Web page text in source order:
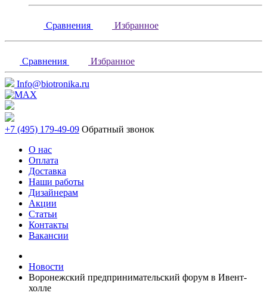
Сравнения Избранное
Сравнения Избранное
Info@biotronika.ru
+7 (495) 179-49-09 Обратный звонок
О нас
Оплата
Доставка
Наши работы
Дизайнерам
Акции
Статьи
Контакты
Вакансии
Новости
Воронежский предпринимательский форум в Ивент-
холле